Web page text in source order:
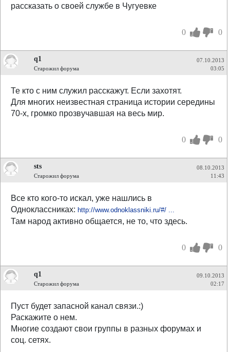
рассказать о своей службе в Чугуевке
0 0
q1
Старожил форума
07.10.2013
03:05
Те кто с ним служил расскажут. Если захотят.
Для многих неизвестная страница истории середины
70-х, громко прозвучавшая на весь мир.
0 0
sts
Старожил форума
08.10.2013
11:43
Все кто кого-то искал, уже нашлись в
Одноклассниках: http://www.odnoklassniki.ru/#/ ...
Там народ активно общается, не то, что здесь.
0 0
q1
Старожил форума
09.10.2013
02:17
Пуст будет запасной канал связи.:)
Раскажите о нем.
Многие создают свои группы в разных форумах и
соц. сетях.